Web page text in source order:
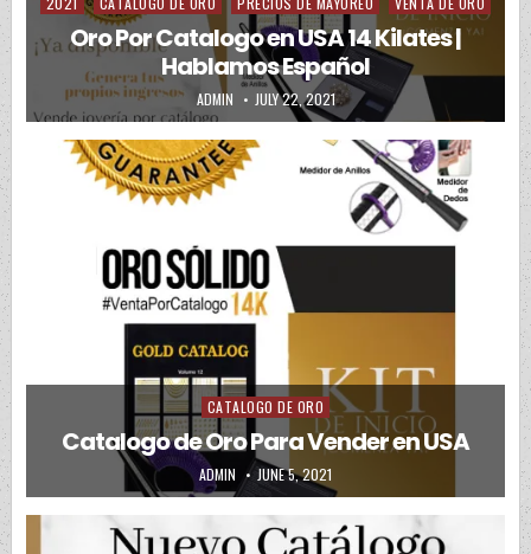
Oro Por Catalogo en USA 14 Kilates |
Hablamos Español
AUTHOR:
ADMIN PUBLISHED DATE:
JULY 22, 2021
Posted in
CATALOGO DE ORO
Catalogo de Oro Para Vender en USA
AUTHOR:
ADMIN PUBLISHED DATE:
JUNE 5, 2021